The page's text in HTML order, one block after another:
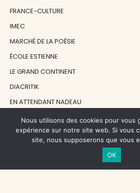
FRANCE-CULTURE
IMEC
MARCHÉ DE LA POÉSIE
ÉCOLE ESTIENNE
LE GRAND CONTINENT
DIACRITIK
EN ATTENDANT NADEAU
NOS SOUTIENS
Nous utilisons des cookies pour vous
expérience sur notre site web. Si vous
site, nous supposerons que vous
OK